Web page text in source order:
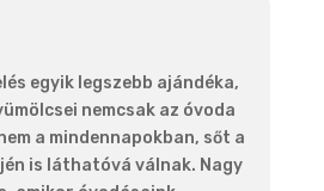
egyik legszebb ajándéka,
nemcsak az óvoda
a mindennapokban, sőt a
is láthatóvá válnak. Nagy